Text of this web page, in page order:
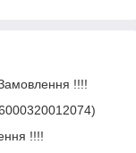
!!!!
!!!!